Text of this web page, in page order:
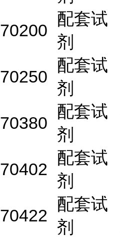
70200
配套试
剂
70250
配套试
剂
70380
配套试
剂
70402
配套试
剂
70422
配套试
剂